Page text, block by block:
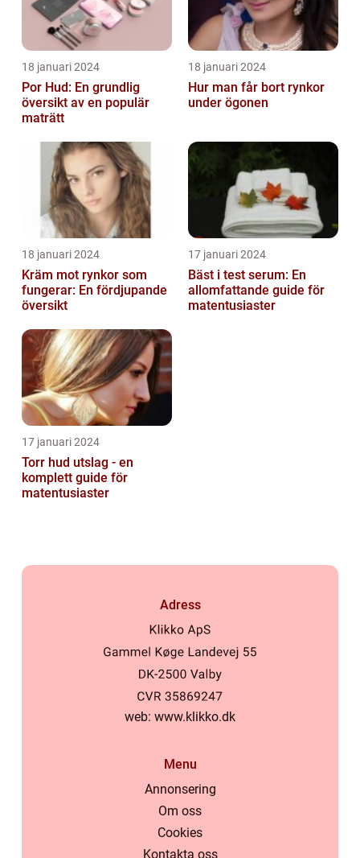
18 januari 2024
Por Hud: En grundlig
översikt av en populär
maträtt
18 januari 2024
Hur man får bort rynkor
under ögonen
18 januari 2024
Kräm mot rynkor som
fungerar: En fördjupande
översikt
17 januari 2024
Bäst i test serum: En
allomfattande guide för
matentusiaster
17 januari 2024
Torr hud utslag - en
komplett guide för
matentusiaster
Adress
web: www.klikko.dk
Menu
Annonsering
Om oss
Cookies
Kontakta oss